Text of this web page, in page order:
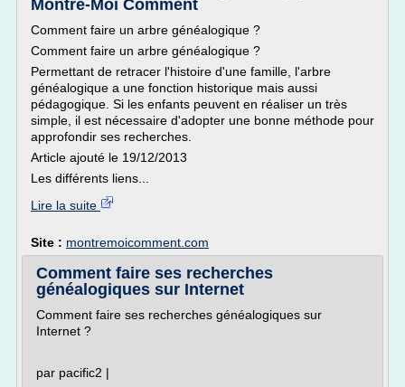
Montre-Moi Comment
Comment faire un arbre généalogique ?
Comment faire un arbre généalogique ?
Permettant de retracer l'histoire d'une famille, l'arbre
généalogique a une fonction historique mais aussi
pédagogique. Si les enfants peuvent en réaliser un très
simple, il est nécessaire d'adopter une bonne méthode pour
approfondir ses recherches.
Article ajouté le 19/12/2013
Les différents liens...
Lire la suite
Site : montremoicomment.com
Comment faire ses recherches
généalogiques sur Internet
Comment faire ses recherches généalogiques sur
Internet ?
par pacific2 |